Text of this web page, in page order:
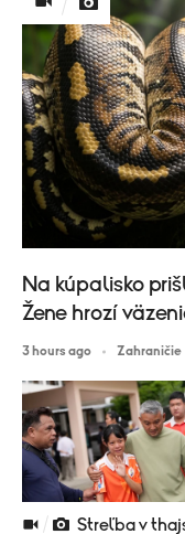
Na kúpalisko
Žene hrozí
3 hours ago Zahraničie